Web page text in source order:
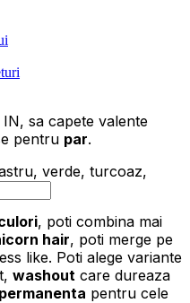
sa capete valente
pentru par.
verde, turcoaz,
, poti combina mai
hair, poti merge pe
like. Poti alege variante
washout care dureaza
pentru cele